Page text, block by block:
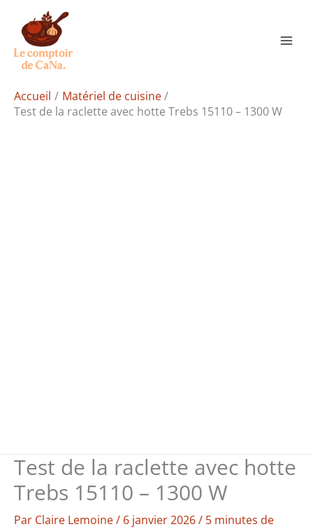
contenu
Accueil
Matériel de cuisine
Test de la raclette avec hotte Trebs 15110 – 1300 W
Test de la raclette avec hotte
Trebs 15110 – 1300 W
Par Claire Lemoine/ 6 janvier 2026/ 5 minutes de
Rechercher